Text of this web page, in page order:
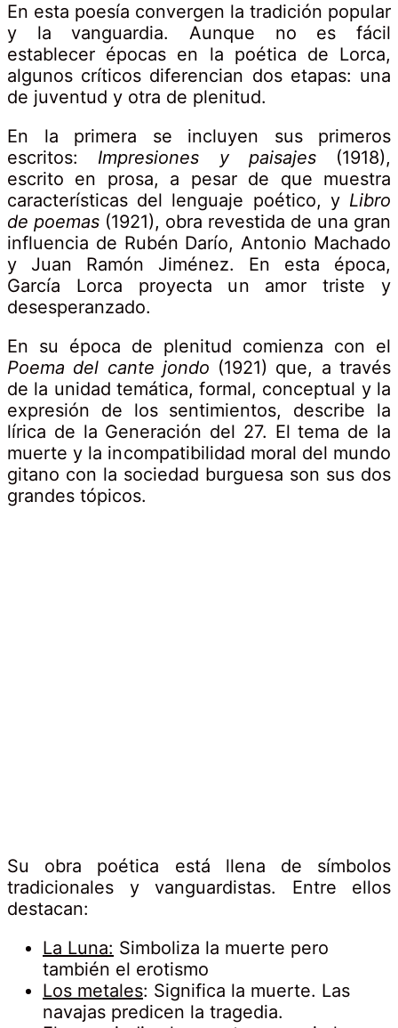
En esta poesía convergen la tradición popular
y la vanguardia. Aunque no es fácil
establecer épocas en la poética de Lorca,
algunos críticos diferencian dos etapas: una
de juventud y otra de plenitud.
En la primera se incluyen sus primeros
escritos: Impresiones y paisajes(1918),
escrito en prosa, a pesar de que muestra
características del lenguaje poético, y Libro
de poemas (1921), obra revestida de una gran
influencia de Rubén Darío, Antonio Machado
y Juan Ramón Jiménez. En esta época,
García Lorca proyecta un amor triste y
desesperanzado.
En su época de plenitud comienza con el
Poema del cante jondo (1921) que, a través
de la unidad temática, formal, conceptual y la
expresión de los sentimientos, describe la
lírica de la Generación del 27. El tema de la
muerte y la incompatibilidad moral del mundo
gitano con la sociedad burguesa son sus dos
grandes tópicos.
Su obra poética está llena de símbolos
tradicionales y vanguardistas. Entre ellos
destacan:
La Luna: Simboliza la muerte pero
también el erotismo
Los metales: Significa la muerte. Las
navajas predicen la tragedia.